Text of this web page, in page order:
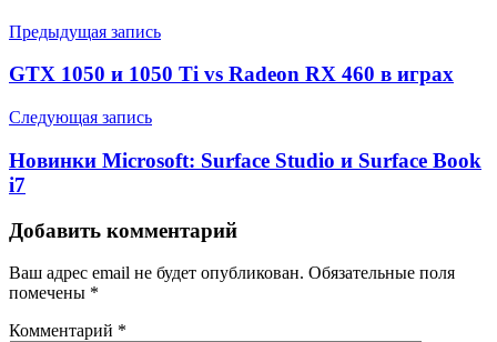
Предыдущая запись
GTX 1050 и 1050 Ti vs Radeon RX 460 в играх
Следующая запись
Новинки Microsoft: Surface Studio и Surface Book
i7
Добавить комментарий
Ваш адрес email не будет опубликован. Обязательные поля
помечены *
Комментарий *